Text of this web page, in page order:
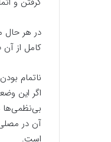
در هر حال
کامل از آن
ناتمام
اگر این
بی‌نظمی‌ها
آن در
است.